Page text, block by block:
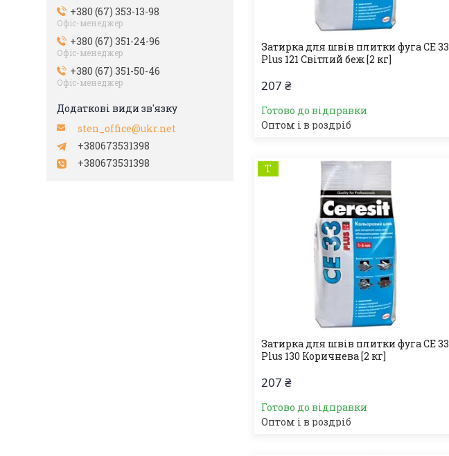
Затирка для швів плитки фуга СЕ 33
Plus 121 Світлий беж [2 кг]
207 ₴
Готово до відправки
Оптом і в роздріб
Т
Затирка для швів плитки фуга СЕ 33
Plus 130 Коричнева [2 кг]
207 ₴
Готово до відправки
Оптом і в роздріб
+380 (67) 353-13-98
Офіс-менеджер
+380 (67) 351-24-96
Офіс-менеджер
+380 (67) 351-50-46
Офіс-менеджер
sten_office@ukr.net
+380673531398
+380673531398